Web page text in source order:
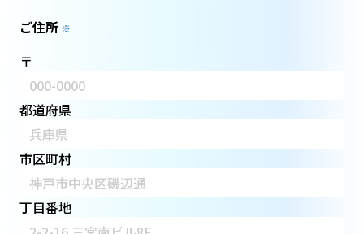
ご住所 ※
〒
都道府県
市区町村
丁目番地